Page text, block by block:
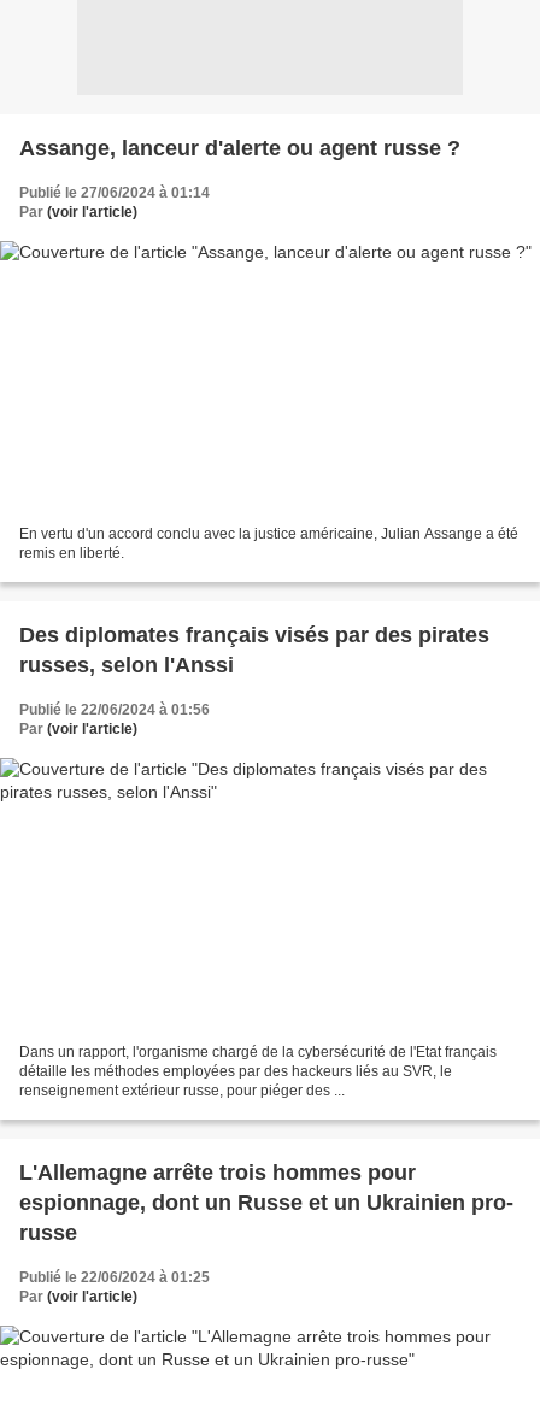
Assange, lanceur d'alerte ou agent russe ?
Publié le 27/06/2024 à 01:14
Par (voir l'article)
En vertu d'un accord conclu avec la justice américaine, Julian Assange a été
remis en liberté.
Des diplomates français visés par des pirates
russes, selon l'Anssi
Publié le 22/06/2024 à 01:56
Par (voir l'article)
Dans un rapport, l'organisme chargé de la cybersécurité de l'Etat français
détaille les méthodes employées par des hackeurs liés au SVR, le
renseignement extérieur russe, pour piéger des ...
L'Allemagne arrête trois hommes pour
espionnage, dont un Russe et un Ukrainien pro-
russe
Publié le 22/06/2024 à 01:25
Par (voir l'article)